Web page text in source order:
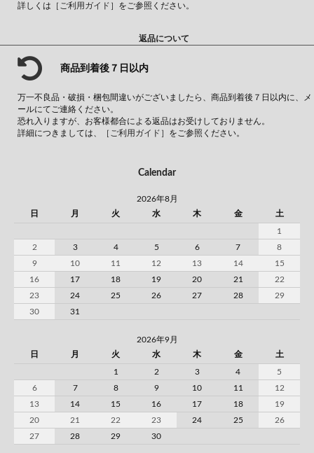
詳しくは ［ご利用ガイド］ をご参照ください。
返品について
商品到着後７日以内
万一不良品・破損・梱包間違いがございましたら、商品到着後７日以内に、メ
ールにてご連絡ください。
恐れ入りますが、お客様都合による返品はお受けしておりません。
詳細につきましては、
［ご利用ガイド］ をご参照ください。
Calendar
2026年8月
日
月 火 水 木 金 土
1
2
3 4 5 6 7
8
9
10 11 12 13 14
15
16
17 18 19 20 21
22
23
24 25 26 27 28
29
30
31
2026年9月
日
月 火 水 木 金 土
1 2 3 4
5
6
7 8 9 10 11
12
13
14 15 16 17 18
19
20
21 22 23 24 25
26
27
28 29 30